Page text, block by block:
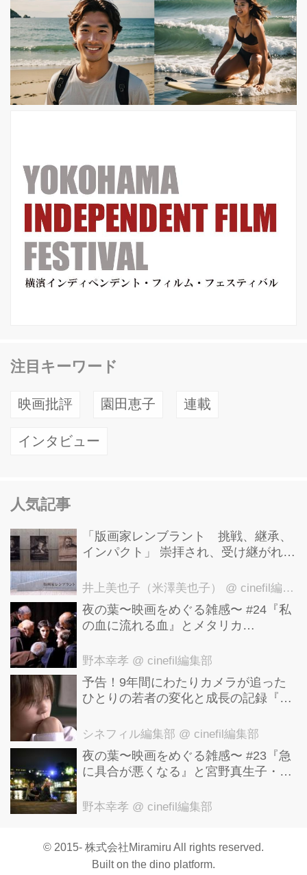
合う様を描いた本作を、マ・ドンソク
主演で日本でも好評を博した『犯罪都
市』『悪人伝』の製作陣が韓国映画界
を代表する豪華キャストにより映画
化！ ロッカーに忘れられたバッグ、そ
注目キーワード
映画批評 園田恵子 連載
インタビュー
人気記事
「版画家レンブラント 挑戦、継承、
インパクト」 崇拝され、受け継がれ、
洋美術館にて9月23日まで開催中！
井上美也子（米澤美也子） @ cinefil編集部
夜の葉〜映画をめぐる雑感〜 #24『私
の血に流れる血』とメタリカ
野本幸孝 @ cinefil編集部
予告！9年間にわたりカメラが追った
ひとりの若者の変化と成長の記録『ぼ
実の9年間』
シネフィル編集部 @ cinefil編集部
夜の葉〜映画をめぐる雑感〜 #23『急
に具合が悪くなる』と宮野真生子・磯
野本幸孝 @ cinefil編集部
© 2015- 株式会社Miramiru All rights reserved.
Built on the dino platform.